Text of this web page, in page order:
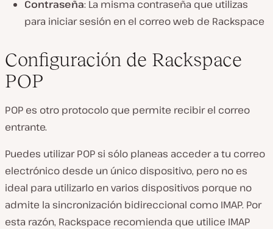
Contraseña: La misma contraseña que utilizas
para iniciar sesión en el correo web de Rackspace
Configuración de Rackspace
POP
POP es otro protocolo que permite recibir el correo
entrante.
Puedes utilizar POP si sólo planeas acceder a tu correo
electrónico desde un único dispositivo, pero no es
ideal para utilizarlo en varios dispositivos porque no
admite la sincronización bidireccional como IMAP. Por
esta razón, Rackspace recomienda que utilice IMAP